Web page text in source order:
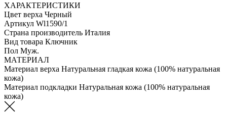
ХАРАКТЕРИСТИКИ
Цвет верха Черный
Артикул Wl1590/1
Страна производитель Италия
Вид товара Ключник
Пол Муж.
МАТЕРИАЛ
Материал верха Натуральная гладкая кожа (100% натуральная
кожа)
Материал подкладки Натуральная кожа (100% натуральная
кожа)